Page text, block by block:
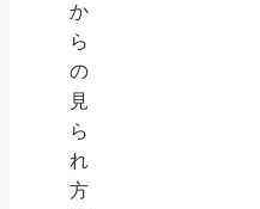
か
ら
の
見
ら
れ
方